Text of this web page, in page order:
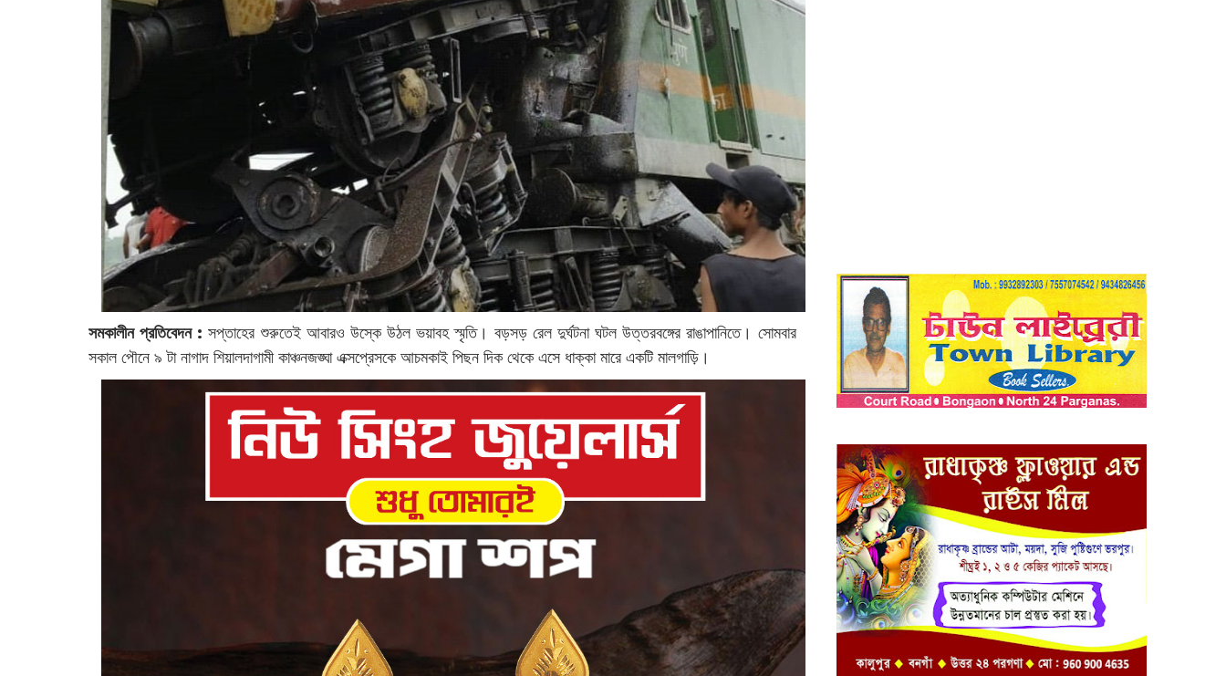
সমকালীন প্রতিবেদন : ‌‌সপ্তাহের শুরুতেই আবারও উস্কে উঠল ভয়াবহ স্মৃতি। বড়সড় রেল দুর্ঘটনা ঘটল উত্তরবঙ্গের রাঙাপানিতে। সোমবার
সকাল পৌনে ৯ টা নাগাদ শিয়ালদাগামী কাঞ্চনজঙ্ঘা এক্সপ্রেসকে আচমকাই পিছন দিক থেকে এসে ধাক্কা মারে একটি মালগাড়ি।